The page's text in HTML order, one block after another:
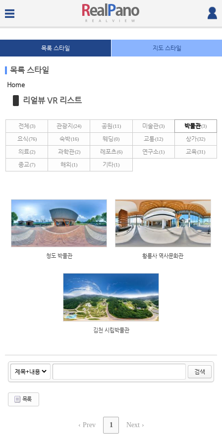
목록 스타일 지도 스타일
목록 스타일
Home
리얼뷰 VR 리스트
전체(3) 관광지 (24) 공원(11) 미술관(3) 박물관(3)
요식(76) 숙박(16) 웨딩 (0) 교통(12) 상가(32)
의료(2) 과학관(2) 레포츠(6) 연구소(1) 교육(31)
종교(7) 해외 (1) 기타(1)
청도 박물관 황룡사 역사문화관
김천 시립박물관
검색
목록
‹ Prev 1 Next ›
Sketchbook5, 스케치북5
Sketchbook5, 스케치북5